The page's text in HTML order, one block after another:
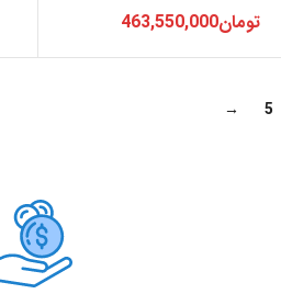
تومان463,550,000
5
→